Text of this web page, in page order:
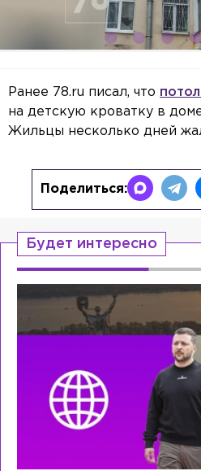
Ранее 78.ru писал, что
на детскую кроватку в
Жильцы несколько дней
Поделиться:
Будет интересно